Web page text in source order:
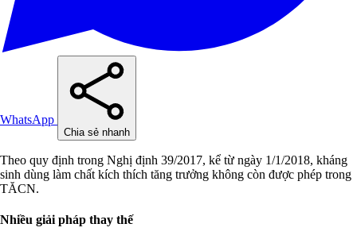
WhatsApp
Chia sẻ nhanh
Theo quy định trong Nghị định 39/2017, kể từ ngày 1/1/2018, kháng
sinh dùng làm chất kích thích tăng trưởng không còn được phép trong
TĂCN.
Nhiều giải pháp thay thế